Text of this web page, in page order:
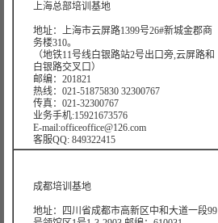
上海总部培训基地
地址：上海市云屏路1399号26#新城金郡商
务楼310。
（地铁11号线白银路站2号出口旁,云屏路和
白银路交叉口）
邮编：201821
热线：021-51875830 32300767
传真：021-32300767
业务手机:15921673576
E-mail:officeoffice@126.com
客服QQ: 849322415
成都培训基地
地址：四川省成都市高新区中和大道一段99